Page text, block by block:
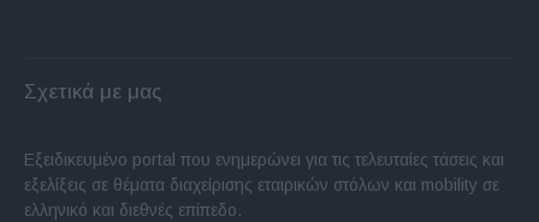
Σχετικά με μας
Εξειδικευμένο portal που ενημερώνει για τις τελευταίες τάσεις και
εξελίξεις σε θέματα διαχείρισης εταιρικών στόλων και mobility σε
ελληνικό και διεθνές επίπεδο.